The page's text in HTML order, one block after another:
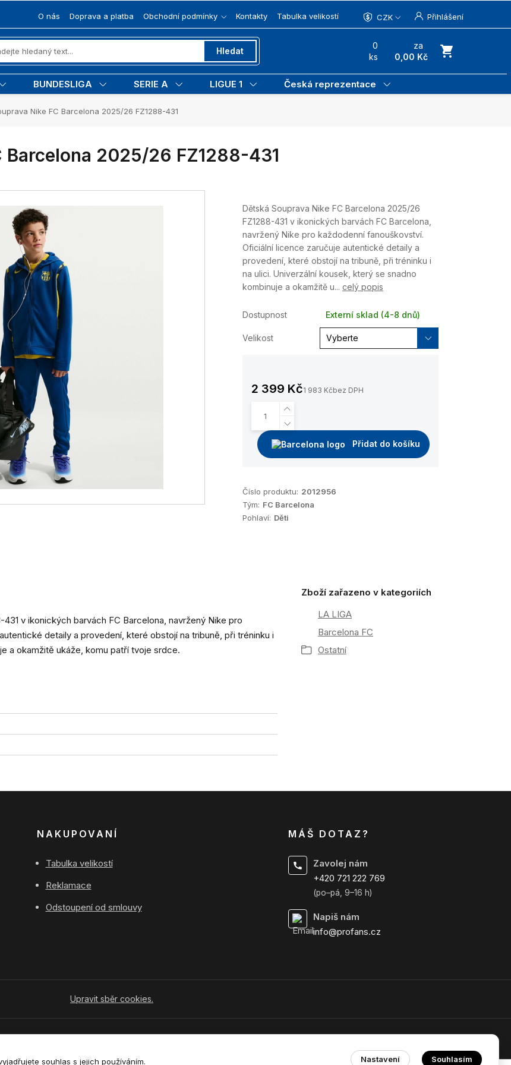
O nás Doprava a platba Obchodní podmínky Kontakty Tabulka velikostí CZK Přihlášení
Hledat
0
ks
za
0,00 Kč
BUNDESLIGA SERIE A LIGUE 1 Česká reprezentace
Nike FC Barcelona 2025/26 FZ1288-431
Barcelona 2025/26 FZ1288-431
Dětská Souprava Nike FC Barcelona 2025/26
FZ1288-431 v ikonických barvách FC Barcelona,
navržený Nike pro každodenní fanouškovství.
Oficiální licence zaručuje autentické detaily a
provedení, které obstojí na tribuně, při tréninku i
na ulici. Univerzální kousek, který se snadno
kombinuje a okamžitě u... celý popis
Dostupnost Externí sklad (4-8 dnů)
Velikost
2 399 Kč1 983 Kčbez DPH
Přidat do košíku
Číslo produktu: 2012956
Tým: FC Barcelona
Pohlaví: Děti
v ikonických barvách FC Barcelona, navržený Nike pro
detaily a provedení, které obstojí na tribuně, při tréninku i
a okamžitě ukáže, komu patří tvoje srdce.
Zboží zařazeno v kategoriích
LA LIGA
Barcelona FC
Ostatní
NAKUPOVANÍ
Tabulka velikostí
Reklamace
Odstoupení od smlouvy
MÁŠ DOTAZ?
Zavolej nám
+420 721 222 769
(po–pá, 9–16 h)
Napiš nám
info@profans.cz
Upravit sběr cookies.
souhlas s jejich používáním. Nastavení Souhlasím